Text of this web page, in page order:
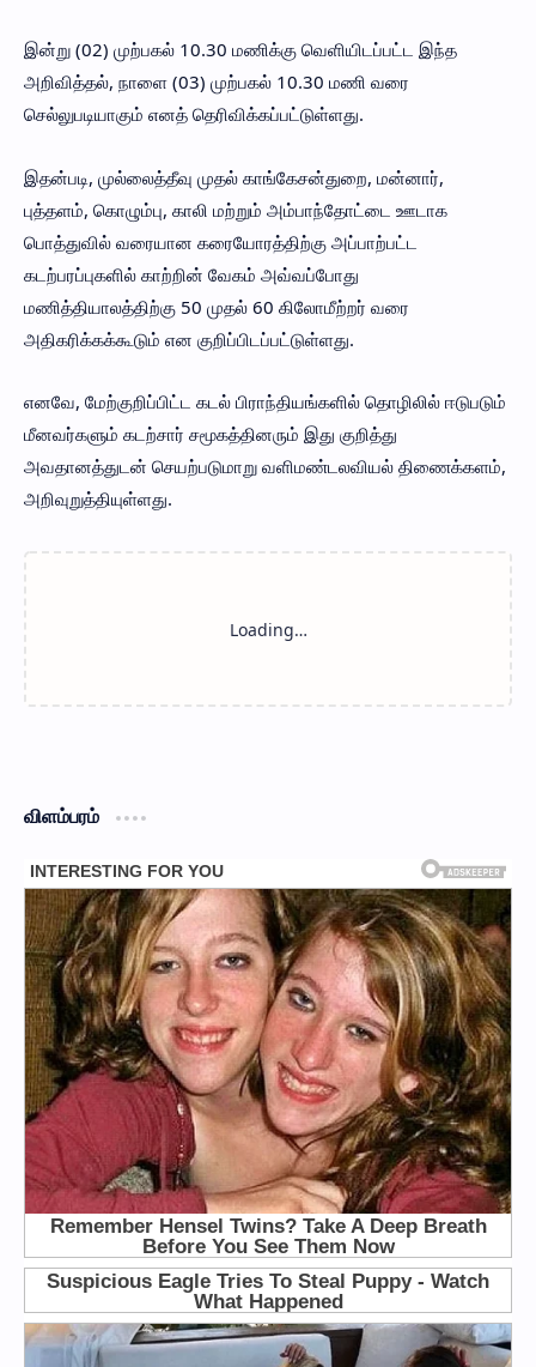
இன்று (02) முற்பகல் 10.30 மணிக்கு வெளியிடப்பட்ட இந்த
அறிவித்தல், நாளை (03) முற்பகல் 10.30 மணி வரை
செல்லுபடியாகும் எனத் தெரிவிக்கப்பட்டுள்ளது.
இதன்படி, முல்லைத்தீவு முதல் காங்கேசன்துறை, மன்னார்,
புத்தளம், கொழும்பு, காலி மற்றும் அம்பாந்தோட்டை ஊடாக
பொத்துவில் வரையான கரையோரத்திற்கு அப்பாற்பட்ட
கடற்பரப்புகளில் காற்றின் வேகம் அவ்வப்போது
மணித்தியாலத்திற்கு 50 முதல் 60 கிலோமீற்றர் வரை
அதிகரிக்கக்கூடும் என குறிப்பிடப்பட்டுள்ளது.
எனவே, மேற்குறிப்பிட்ட கடல் பிராந்தியங்களில் தொழிலில் ஈடுபடும்
மீனவர்களும் கடற்சார் சமூகத்தினரும் இது குறித்து
அவதானத்துடன் செயற்படுமாறு வளிமண்டலவியல் திணைக்களம்,
அறிவுறுத்தியுள்ளது.
விளம்பரம்